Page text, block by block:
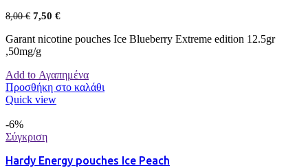
8,00€ 7,50 €
Garant nicotine pouches Ice Blueberry Extreme edition 12.5gr
,50mg/g
Add to Αγαπημένα
Προσθήκη στο καλάθι
Quick view
-6%
Σύγκριση
Hardy Energy pouches Ice Peach